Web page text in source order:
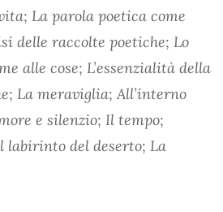
; La parola poetica come
delle raccolte poetiche; Lo
alle cose; L’essenzialità della
; La meraviglia; All’interno
e silenzio; Il tempo;
labirinto del deserto; La